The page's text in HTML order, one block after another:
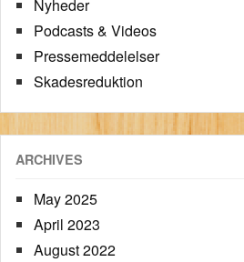
Nyheder
Podcasts & Videos
Pressemeddelelser
Skadesreduktion
ARCHIVES
May 2025
April 2023
August 2022